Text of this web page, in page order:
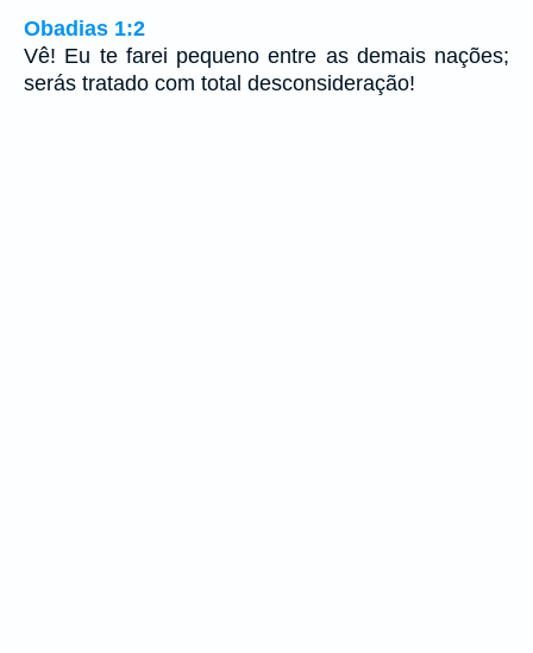
Obadias 1:2
Vê! Eu te farei pequeno entre as demais nações;
serás tratado com total desconsideração!